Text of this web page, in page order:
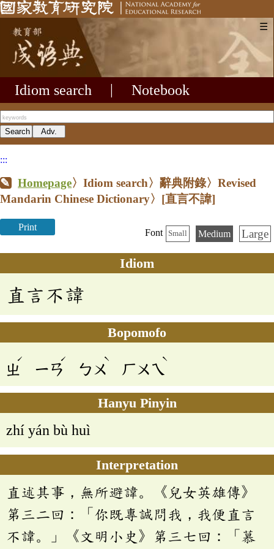
☰
Idiom search Notebook
:::
Homepage〉Idiom search〉辭典附錄〉Revised
Mandarin Chinese Dictionary〉 [直言不諱]
Print
Font Small Medium Large
Idiom
直言不諱
Bopomofo
ㄓ
ˊ
ㄧㄢ
ˊ
ㄅㄨ
ˋ
ㄏㄨㄟ
ˋ
Hanyu Pinyin
zhí yán bù huì
Interpretation
直述其事，無所避諱。《兒女英雄傳》
第三二回：「你既專誠問我，我便直言
不諱。」《文明小史》第三七回：「慕